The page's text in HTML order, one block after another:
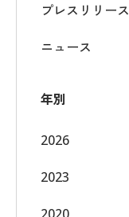
プレスリリース
ニュース
年別
2026
2023